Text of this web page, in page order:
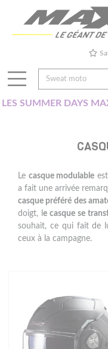
LES SUMMER DAYS
Le casque modulable
a fait une arrivée
casque préféré des
doigt, le casque se
souhait, ce qui fait de
ceux à la campagne.